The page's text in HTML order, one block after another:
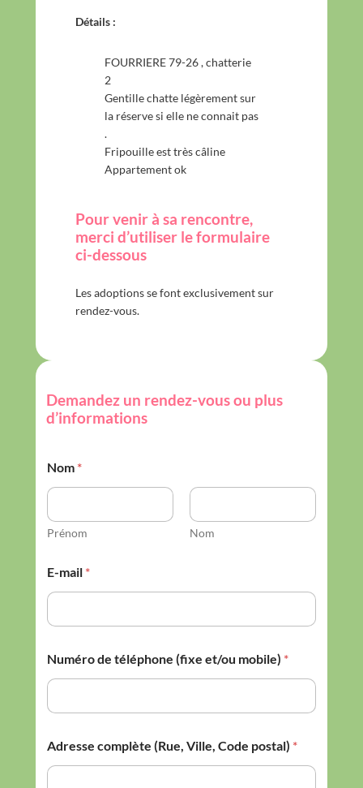
Détails :
FOURRIERE 79-26 , chatterie
2
Gentille chatte légèrement sur
la réserve si elle ne connait pas
.
Fripouille est très câline
Appartement ok
Pour venir à sa rencontre,
merci d’utiliser le formulaire
ci-dessous
Les adoptions se font exclusivement sur
rendez-vous.
Demandez un rendez-vous ou plus
d’informations
Nom *
Prénom Nom
E-mail *
Numéro de téléphone (fixe et/ou mobile) *
Adresse complète (Rue, Ville, Code postal) *